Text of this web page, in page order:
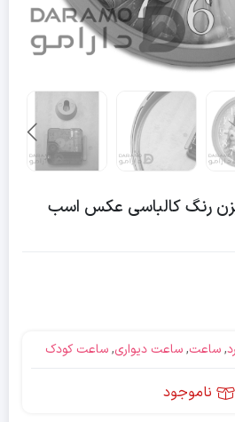
رنگ کالباسی عکس اسب
,ساعت,ساعت دیواری,ساعت کودک
ناموجود